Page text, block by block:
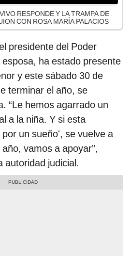
RESPONDE Y LA TRAMPA DE
CON ROSA MARÍA PALACIOS
presidente del Poder
ha estado presente
y este sábado 30 de
terminar el año, se
“Le hemos agarrado un
a la niña. Y si esta
un sueño', se vuelve a
vamos a apoyar”,
autoridad judicial.